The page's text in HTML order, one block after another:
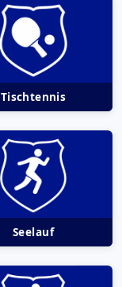
Tischtennis
Seelauf